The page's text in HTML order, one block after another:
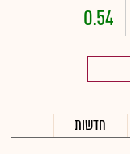
0.54
חדשות